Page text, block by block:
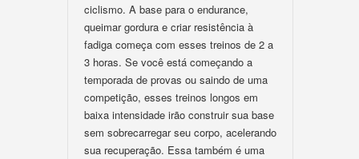
ciclismo. A base para o endurance,
queimar gordura e criar resistência à
fadiga começa com esses treinos de 2 a
3 horas. Se você está começando a
temporada de provas ou saindo de uma
competição, esses treinos longos em
baixa intensidade irão construir sua base
sem sobrecarregar seu corpo, acelerando
sua recuperação. Essa também é uma